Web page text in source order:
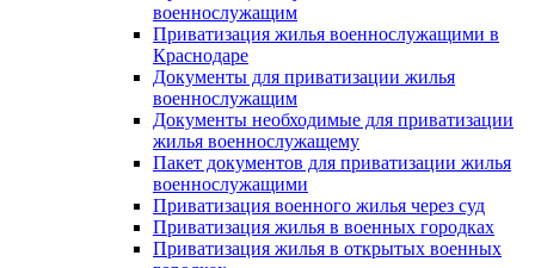
военнослужащим
Приватизация жилья военнослужащими в
Краснодаре
Документы для приватизации жилья
военнослужащим
Документы необходимые для приватизации
жилья военнослужащему
Пакет документов для приватизации жилья
военнослужащими
Приватизация военного жилья через суд
Приватизация жилья в военных городках
Приватизация жилья в открытых военных